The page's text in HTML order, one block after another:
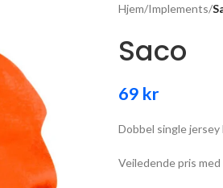
Hjem/Implements/
Saco
69 kr
Dobbel single
Veiledende pris med